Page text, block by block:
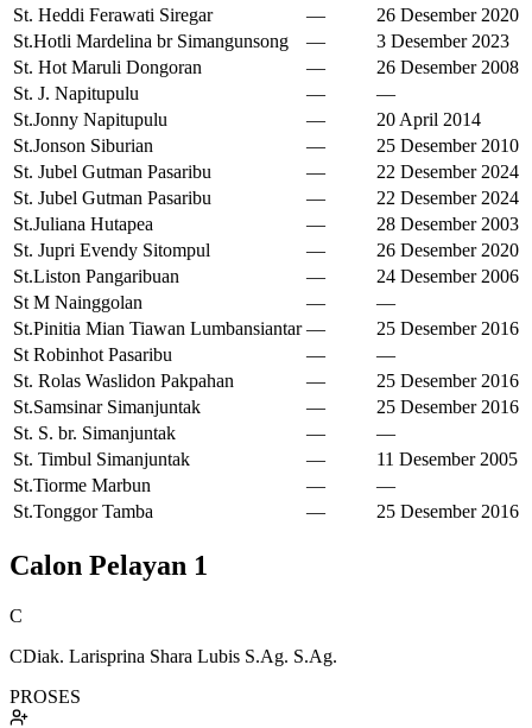
St. Heddi Ferawati Siregar
—
26 Desember 2020
St.Hotli Mardelina br Simangunsong
—
3 Desember 2023
St. Hot Maruli Dongoran
—
26 Desember 2008
St. J. Napitupulu
—
—
St.Jonny Napitupulu
—
20 April 2014
St.Jonson Siburian
—
25 Desember 2010
St. Jubel Gutman Pasaribu
—
22 Desember 2024
St. Jubel Gutman Pasaribu
—
22 Desember 2024
St.Juliana Hutapea
—
28 Desember 2003
St. Jupri Evendy Sitompul
—
26 Desember 2020
St.Liston Pangaribuan
—
24 Desember 2006
St M Nainggolan
—
—
St.Pinitia Mian Tiawan Lumbansiantar —
25 Desember 2016
St Robinhot Pasaribu
—
—
St. Rolas Waslidon Pakpahan
—
25 Desember 2016
St.Samsinar Simanjuntak
—
25 Desember 2016
St. S. br. Simanjuntak
—
—
St. Timbul Simanjuntak
—
11 Desember 2005
St.Tiorme Marbun
—
—
St.Tonggor Tamba
— 25 Desember 2016
Calon Pelayan 1
C
CDiak. Larisprina Shara Lubis S.Ag. S.Ag.
PROSES